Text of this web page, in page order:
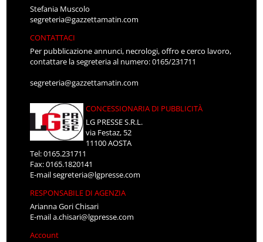
Stefania Muscolo
segreteria@gazzettamatin.com
CONTATTACI
Per pubblicazione annunci, necrologi, offro e cerco lavoro,
contattare la segreteria al numero: 0165/231711
segreteria@gazzettamatin.com
CONCESSIONARIA DI PUBBLICITÀ
LG PRESSE S.R.L.
via Festaz, 52
11100 AOSTA
Tel: 0165.231711
Fax: 0165.1820141
E-mailsegreteria@lgpresse.com
RESPONSABILE DI AGENZIA
Arianna Gori Chisari
E-maila.chisari@lgpresse.com
Account